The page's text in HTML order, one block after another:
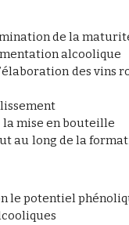
de la
alcoolique
des vins
mise en bouteille
au long de la
le potentiel